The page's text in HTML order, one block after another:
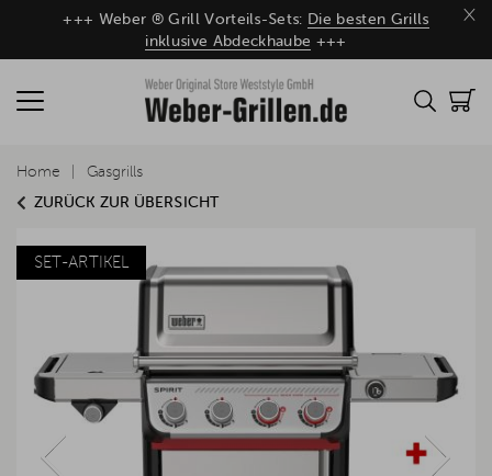
×
+++ Weber ® Grill Vorteils-Sets: Die besten Grills
inklusive Abdeckhaube +++
ZURÜCK ZUR ÜBERSICHT
Home Gasgrills
SET-ARTIKEL